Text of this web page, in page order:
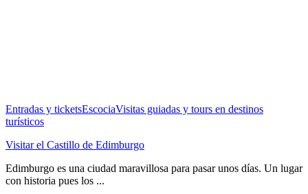
Entradas y ticketsEscociaVisitas guiadas y tours en destinos
turísticos
Visitar el Castillo de Edimburgo
Edimburgo es una ciudad maravillosa para pasar unos días. Un lugar
con historia pues los ...